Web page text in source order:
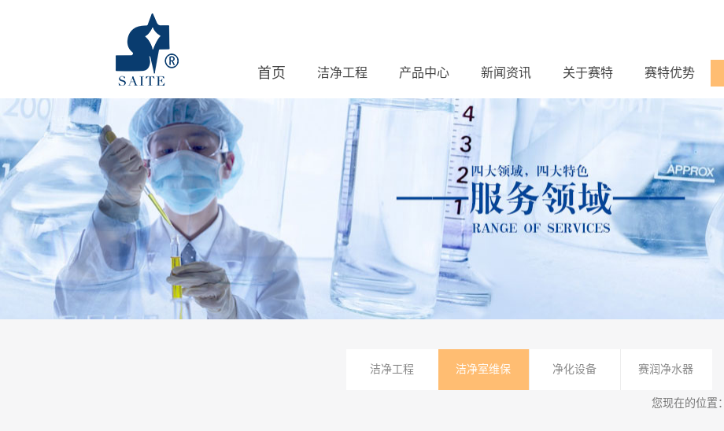
首页 洁净工程 产品中心 新闻资讯 关于赛特 赛特优势
洁净工程 洁净室维保 净化设备 赛润净水器
您现在的位置：